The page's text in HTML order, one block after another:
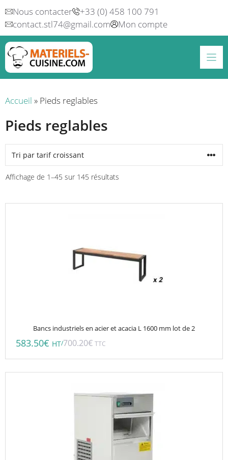
Aller
au
contenu
Nous contacter
+33 (0) 458 100 791
contact.stl74@gmail.com
Mon compte
Accueil » Pieds reglables
Pieds reglables
Affichage de 1–45 sur 145 résultats
Bancs industriels en acier et acacia L 1600 mm lot de 2
583.50€ HT/700.20€ TTC